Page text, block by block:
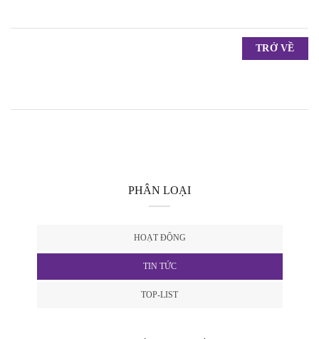
TRỞ VỀ
PHÂN LOẠI
HOẠT ĐỘNG
TIN TỨC
TOP-LIST